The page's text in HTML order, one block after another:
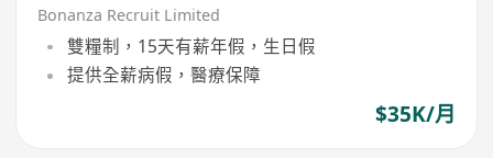
Bonanza Recruit Limited
雙糧制，15天有薪年假，生日假
提供全薪病假，醫療保障
$35K/月